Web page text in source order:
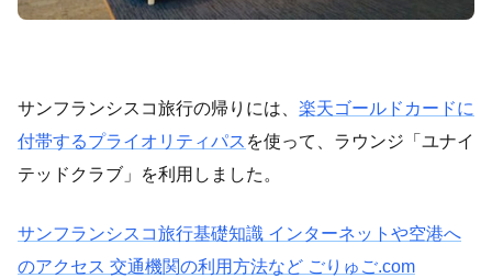
サンフランシスコ旅行の帰りには、 楽天ゴールドカードに
付帯するプライオリティパス を使って、ラウンジ「ユナイ
テッドクラブ」を利用しました。
サンフランシスコ旅行基礎知識 インターネットや空港へ
のアクセス 交通機関の利用方法など ごりゅご.com